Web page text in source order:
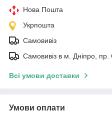
Нова Пошта
Укрпошта
Самовивіз
Самовивіз в м. Дніпро,
Всі умови доставки
Умови оплати